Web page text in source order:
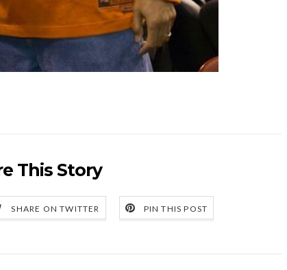
This Story
SHARE ON TWITTER PIN THIS POST